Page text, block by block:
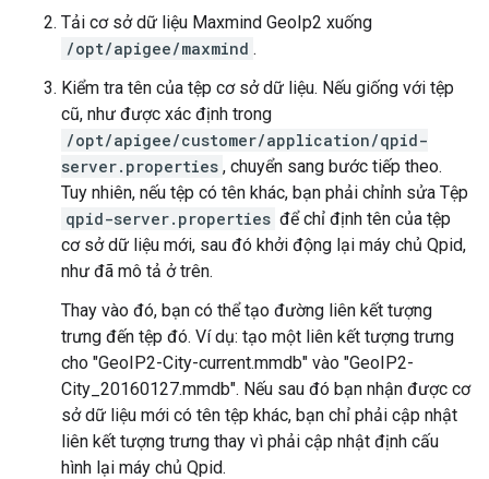
Tải cơ sở dữ liệu Maxmind GeoIp2 xuống
/opt/apigee/maxmind .
Kiểm tra tên của tệp cơ sở dữ liệu. Nếu giống với tệp
cũ, như được xác định trong
/opt/apigee/customer/application/qpid-
server.properties , chuyển sang bước tiếp theo.
Tuy nhiên, nếu tệp có tên khác, bạn phải chỉnh sửa Tệp
qpid-server.properties để chỉ định tên của tệp
cơ sở dữ liệu mới, sau đó khởi động lại máy chủ Qpid,
như đã mô tả ở trên.
Thay vào đó, bạn có thể tạo đường liên kết tượng
trưng đến tệp đó. Ví dụ: tạo một liên kết tượng trưng
cho "GeoIP2-City-current.mmdb" vào "GeoIP2-
City_20160127.mmdb". Nếu sau đó bạn nhận được cơ
sở dữ liệu mới có tên tệp khác, bạn chỉ phải cập nhật
liên kết tượng trưng thay vì phải cập nhật định cấu
hình lại máy chủ Qpid.